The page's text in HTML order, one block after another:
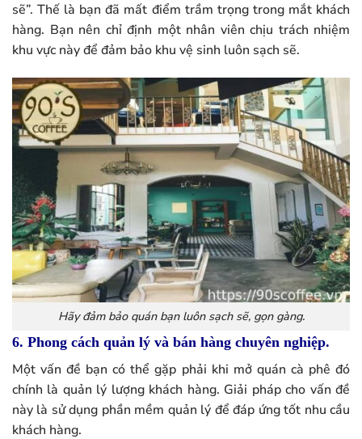
sẽ”. Thế là bạn đã mất điểm trầm trọng trong mắt khách
hàng. Bạn nên chỉ định một nhân viên chịu trách nhiệm
khu vực này để đảm bảo khu vệ sinh luôn sạch sẽ.
Hãy đảm bảo quán bạn luôn sạch sẽ, gọn gàng.
6. Phong cách quản lý và bán hàng chuyên nghiệp.
Một vấn đề bạn có thể gặp phải khi mở quán cà phê đó
chính là quản lý lượng khách hàng. Giải pháp cho vấn đề
này là sử dụng phần mềm quản lý để đáp ứng tốt nhu cầu
khách hàng.